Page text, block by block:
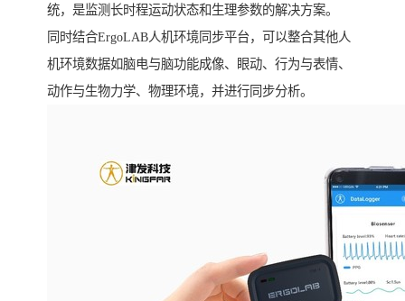
统，是监测长时程运动状态和生理参数的解决方案。
同时结合ErgoLAB人机环境同步平台，可以整合其他人
机环境数据如脑电与脑功能成像、眼动、行为与表情、
动作与生物力学、物理环境，并进行同步分析。